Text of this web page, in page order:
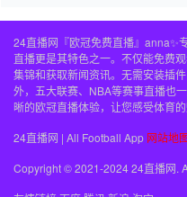
24直播网『欧冠免费直播』anna✨
直播更是其特色之一。不仅能免费
集锦和获取新闻资讯。无需安装插
外，五大联赛、NBA等赛事直播也
晰的欧冠直播体验，让您感受体育的
24直播网 | All Football App 网站地
Copyright © 2021-2024 24直播网.